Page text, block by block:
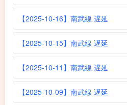
【2025-10-16】南武線 遅延
【2025-10-15】南武線 遅延
【2025-10-11】南武線 遅延
【2025-10-09】南武線 遅延